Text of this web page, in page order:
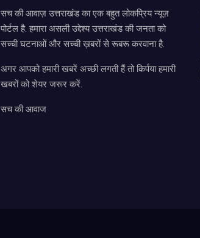
सच की आवाज़ उत्तराखंड का एक बहुत लोकप्रिय न्यूज़
पोर्टल है. हमारा असली उद्देश्य उत्तराखंड की जनता को
सच्ची घटनाओं और सच्ची ख़बरों से रूबरू करवाना है.
अगर आपको हमारी खबरें अच्छी लगती हैं तो किर्पया हमारी
खबरों को शेयर जरूर करें.
सच की आवाज